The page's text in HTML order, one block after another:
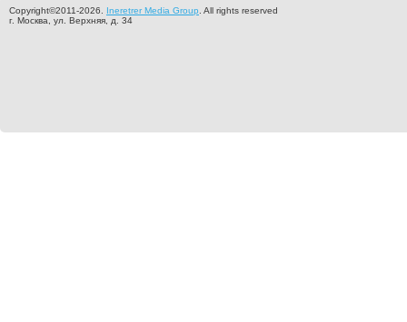
Copyright©2011-2026. Ineretrer Media Group . All rights reserved
г. Москва, ул. Верхняя, д. 34